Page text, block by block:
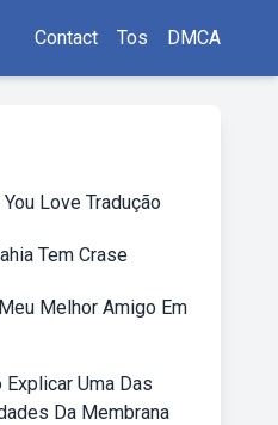
Contact Tos DMCA
Love Tradução
Tem Crase
Melhor Amigo Em
Explicar Uma Das
Da Membrana